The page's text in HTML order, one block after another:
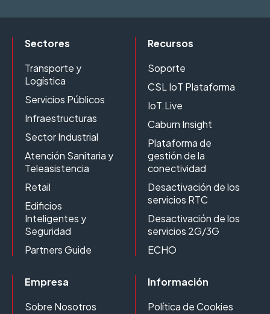
Sectores
Transporte y
Logística
Servicios Públicos
Infraestructuras
Sector Industrial
Atención Sanitaria y
Teleasistencia
Retail
Edificios
Inteligentes y
Seguridad
Partners Guide
Recursos
Soporte
CSL IoT Plataforma
IoT.Live
Caburn Insight
Plataforma de
gestión de la
conectividad
Desactivación de los
servicios RTC
Desactivación de los
servicios 2G/3G
ECHO
Empresa
Sobre Nosotros
Información
Política de Cookies